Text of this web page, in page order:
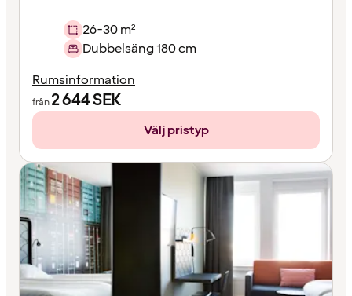
26-30 m²
Dubbelsäng 180 cm
Rumsinformation
från2 644SEK
Välj pristyp